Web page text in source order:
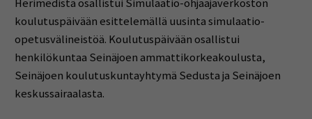
Herimedistä osallistui Simulaatio-ohjaajaverkoston
koulutuspäivään esittelemällä uusinta simulaatio-
opetusvälineistöä. Koulutuspäivään osallistui
henkilökuntaa Seinäjoen ammattikorkeakoulusta,
Seinäjoen koulutuskuntayhtymä Sedusta ja Seinäjoen
keskussairaalasta.